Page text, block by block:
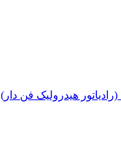
هیدرولیک فن دار)